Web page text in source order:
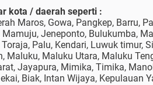
kota / daerah seperti :
Maros, Gowa, Pangkep, Barru,
Mamuju, Jeneponto, Bulukumba,
Palu, Kendari, Luwuk timur,
Maluku, Maluku Utara, Maluku
Jayapura, Mimika, Timika,
Biak, Intan Wijaya, Kepulauan